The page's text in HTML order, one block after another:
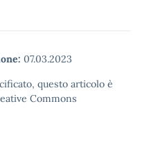
07.03.2023
questo articolo è
Commons